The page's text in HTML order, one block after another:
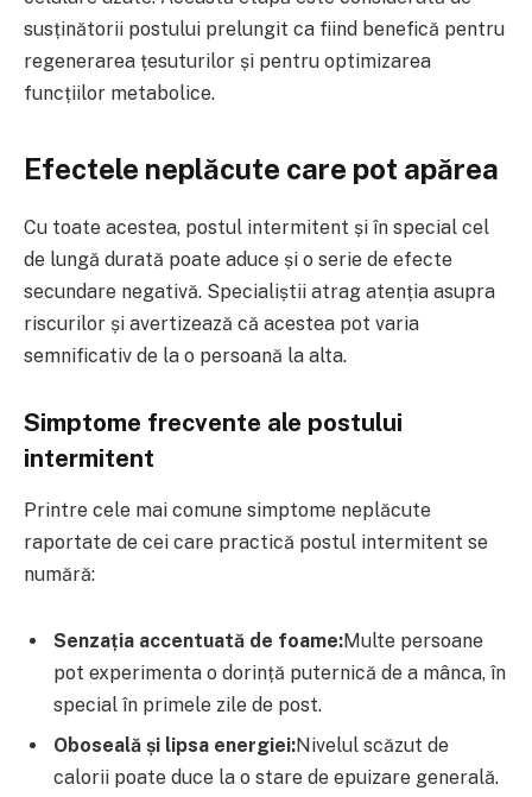
susținătorii postului prelungit ca fiind benefică pentru
regenerarea țesuturilor și pentru optimizarea
funcțiilor metabolice.
Efectele neplăcute care pot apărea
Cu toate acestea, postul intermitent și în special cel
de lungă durată poate aduce și o serie de efecte
secundare negativă. Specialiștii atrag atenția asupra
riscurilor și avertizează că acestea pot varia
semnificativ de la o persoană la alta.
Simptome frecvente ale postului
intermitent
Printre cele mai comune simptome neplăcute
raportate de cei care practică postul intermitent se
numără:
Senzația accentuată de foame:Multe persoane
pot experimenta o dorință puternică de a mânca, în
special în primele zile de post.
Oboseală și lipsa energiei:Nivelul scăzut de
calorii poate duce la o stare de epuizare generală.